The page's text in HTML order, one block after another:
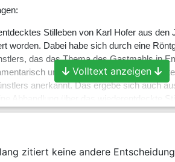
Stilleben von Karl Hofer aus
worden. Dabei habe sich durch eine
das das Thema des Gastmahls in
und nachlassgerichtlich
anerkannt. Das ergebe sich auch
und zum maltechnischen Aufbau
Zuordnung des Gemäldes zu Karl
sei dadurch, dass er das
Volltext anzeigen
zitiert keine andere